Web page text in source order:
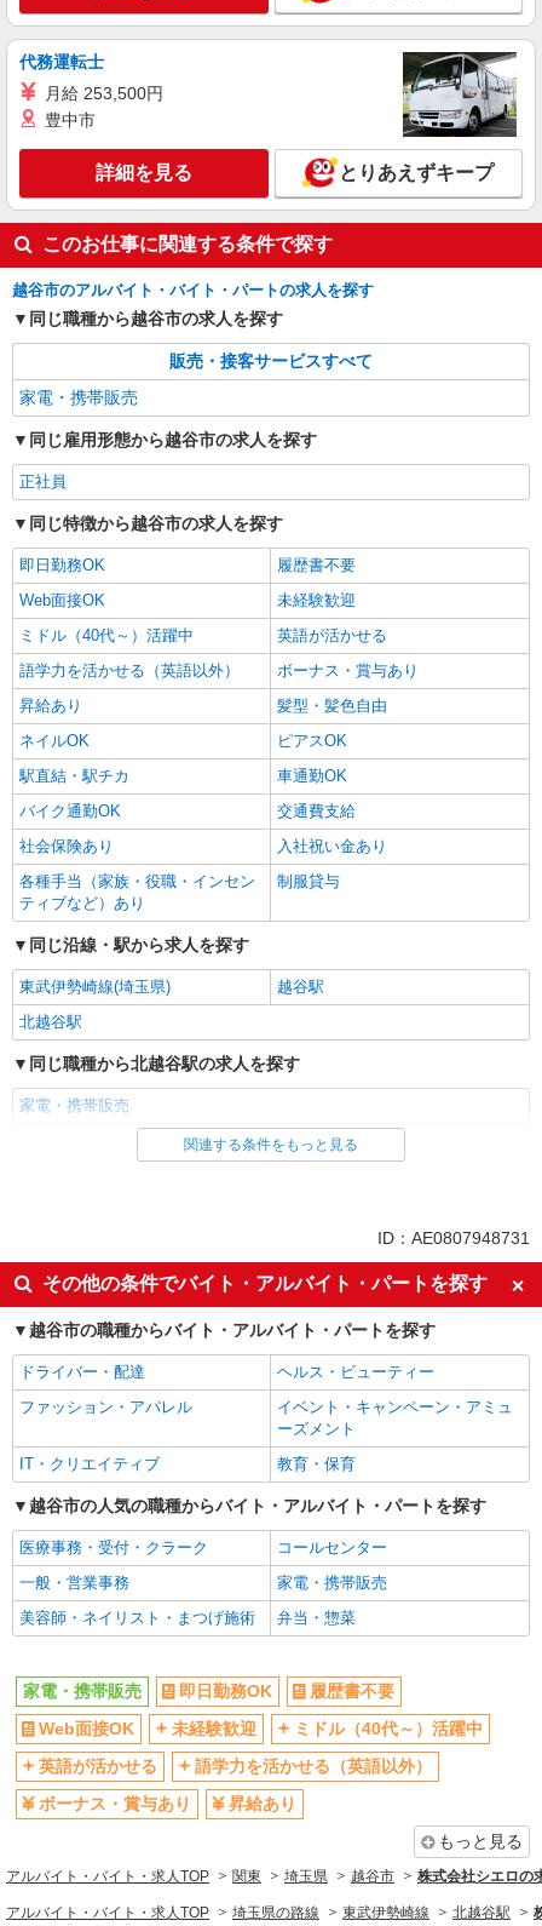
キープ 詳細を見る
正社員
ソフトバンクイオンレイクタウン店
ソフトバンクショップの携帯販売スタッフ
月給 233,500円 〜 260,200円 固定残業代:
23,500円 〜 26,200円（15時間相当） ＊＿ 試用期
間あり 6ヶ月 月給25万円以上 ※経験・能力による
【試用期間】月給 233500 円 〜 260200 円
■ソフトバンクイオンレイクタウン店 埼玉県
越谷市 レイクタウン3丁目 1‐1 イオンレイクタウ
ンMori
キープ 詳細を見る
代務運転士
月給 253,500円
豊中市
詳細を見る とりあえずキープ
このお仕事に関連する条件で探す
越谷市のアルバイト・バイト・パートの求人を探す
同じ職種から越谷市の求人を探す
販売・接客サービスすべて
家電・携帯販売
同じ雇用形態から越谷市の求人を探す
正社員
同じ特徴から越谷市の求人を探す
即日勤務OK
履歴書不要
Web面接OK
未経験歓迎
ミドル（40代～）活躍中
英語が活かせる
語学力を活かせる（英語以外）
ボーナス・賞与あり
昇給あり
髪型・髪色自由
ネイルOK
ピアスOK
駅直結・駅チカ
車通勤OK
バイク通勤OK
交通費支給
社会保険あり
入社祝い金あり
各種手当（家族・役職・インセン
ティブなど）あり
制服貸与
同じ沿線・駅から求人を探す
東武伊勢崎線(埼玉県)
越谷駅
北越谷駅
同じ職種から北越谷駅の求人を探す
家電・携帯販売
同じ雇用形態から北越谷駅の求人を探す
即日勤務OK
履歴書不要
Web面接OK
未経験歓迎
ミドル（40代～）活躍中
英語が活かせる
語学力を活かせる（英語以外）
ボーナス・賞与あり
昇給あり
髪型・髪色自由
ネイルOK
ピアスOK
駅直結・駅チカ
車通勤OK
バイク通勤OK
交通費支給
社会保険あり
入社祝い金あり
各種手当（家族・役職・インセン
ティブなど）あり
制服貸与
販売・接客サービス
家電・携帯販売
同じ特徴から求人を探す
未経験歓迎
ミドル（40代～）活躍中
車通勤OK
交通費支給
社会保険あり
関連する条件をもっと見る
ID：AE0807948731
その他の条件でバイト・アルバイト・パートを探す
越谷市の職種からバイト・アルバイト・パートを探す
ドライバー・配達
ヘルス・ビューティー
ファッション・アパレル
イベント・キャンペーン・アミュ
ーズメント
IT・クリエイティブ
教育・保育
越谷市の人気の職種からバイト・アルバイト・パートを探す
医療事務・受付・クラーク
コールセンター
一般・営業事務
家電・携帯販売
美容師・ネイリスト・まつげ施術
弁当・惣菜
家電・携帯販売 即日勤務OK
履歴書不要
Web面接OK
未経験歓迎
ミドル（40代～）活躍中
英語が活かせる
語学力を活かせる（英語以外）
ボーナス・賞与あり
昇給あり
もっと見る
アルバイト・バイト・求人TOP 関東 埼玉県 越谷市 株式会社シエロの
アルバイト・バイト・求人TOP 埼玉県の路線 東武伊勢崎線 北越谷駅